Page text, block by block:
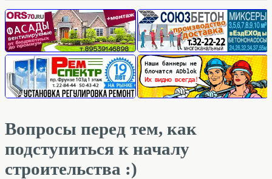
Вопросы перед тем, как
подступиться к началу
строительства :)